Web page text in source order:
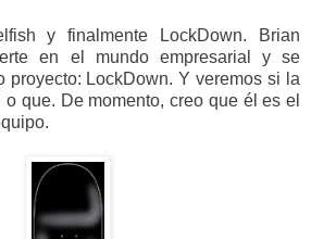
y finalmente LockDown. Brian
en el mundo empresarial y se
proyecto: LockDown. Y veremos si la
que. De momento, creo que él es el